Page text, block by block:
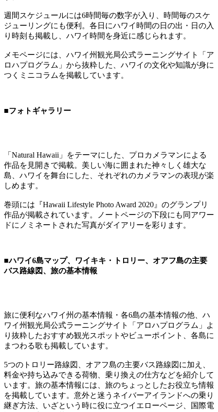
週間スケジュールには6時間毎の数字が入り、時間毎のスケ
ジューリングにも便利。各日にハワイ時間の日の出・日の入
り時刻も掲載し、ハワイ時間を身近に感じられます。
メモページには、ハワイ州観光局公式ラーニングサイト「ア
ロハプログラム」から抜粋した、ハワイの文化や知識が身に
つくミニコラムを掲載しています。
■フォトギャラリー
「Natural Hawaii」をテーマにした、プロカメラマンによる
作品を見開きで掲載。美しい海に囲まれた神々しく雄大な
島、ハワイを舞台にした、それぞれのカメラマンの表現が楽
しめます。
巻頭には『Hawaii Lifestyle Photo Award 2020』のグランプリ
作品が掲載されています。ノートページの下段にも同アワー
ドにノミネートされた写真がダイアリーを彩ります。
■ハワイ6島マップ、ワイキキ・トロリー、オアフ島の主要
バス路線図、旅の基本情報
旅に便利なハワイ州の基本情報・各6島の基本情報の他、ハ
ワイ州観光局公式ラーニングサイト「アロハプログラム」よ
り抜粋したおすすめ観光スポットやビューポイント、各島に
まつわる歌も掲載しています。
5つのトロリー路線図、オアフ島の主要バス路線図に加え、
料金や持ち込みできる荷物、乗り換えの仕方などを紹介して
います。旅の基本情報には、旅のちょっとしたお役立ち情報
を掲載しています。意外と迷うネイバーアイランドへの乗り
継ぎ方法、いざという時に役に立つイエローページ、国際電